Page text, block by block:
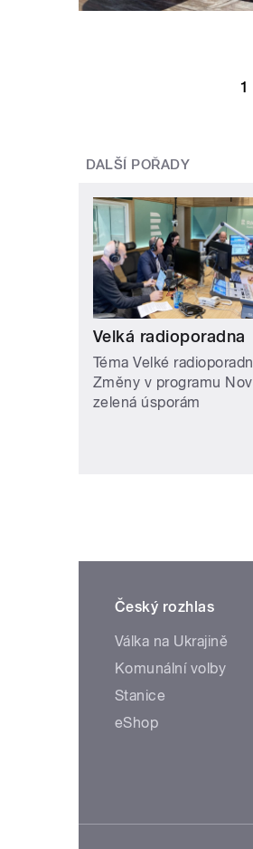
1
DALŠÍ POŘADY
Velká radioporadna
Téma Velké
Změny v programu
zelená úsporám
Český rozhlas
Válka na Ukrajině
Komunální volby
Stanice
eShop